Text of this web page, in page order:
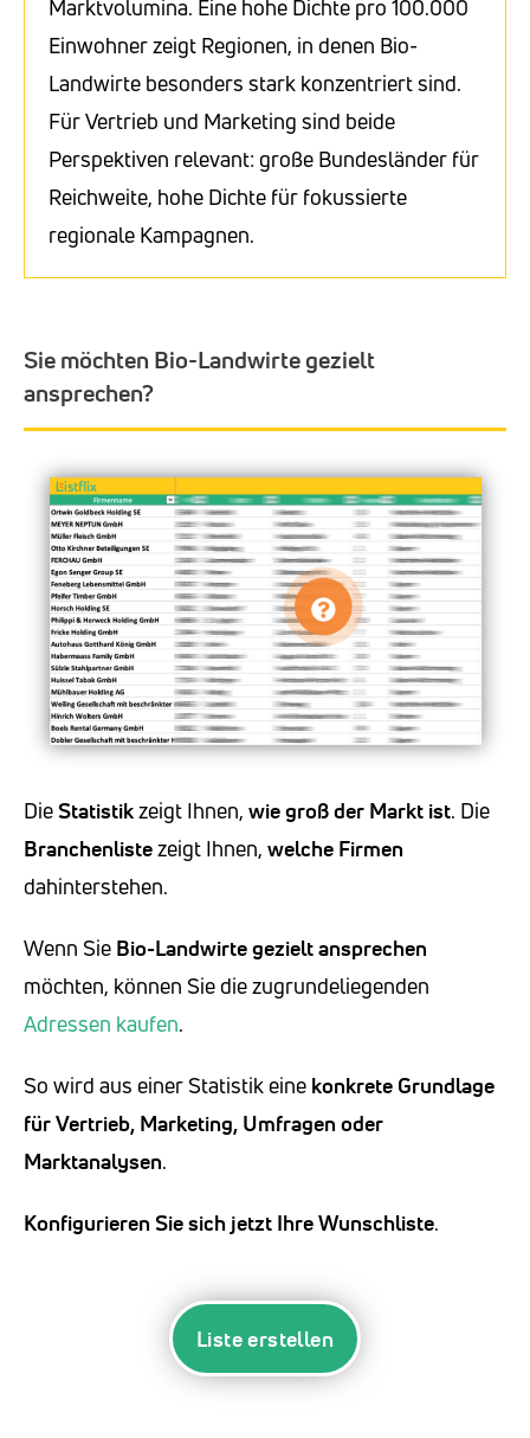
Marktvolumina. Eine hohe Dichte pro 100.000
Einwohner zeigt Regionen, in denen Bio-
Landwirte besonders stark konzentriert sind.
Für Vertrieb und Marketing sind beide
Perspektiven relevant: große Bundesländer für
Reichweite, hohe Dichte für fokussierte
regionale Kampagnen.
Sie möchten Bio-Landwirte gezielt
ansprechen?
DieStatistikzeigt Ihnen, wie groß der Markt ist. Die
Branchenlistezeigt Ihnen, welche Firmen
dahinterstehen.
Wenn Sie Bio-Landwirtegezielt ansprechen
möchten, können Sie die zugrundeliegenden
Adressen kaufen.
So wird aus einer Statistik eine konkrete Grundlage
für Vertrieb, Marketing, Umfragen oder
Marktanalysen.
Konfigurieren Sie sich jetzt Ihre Wunschliste.
Liste erstellen